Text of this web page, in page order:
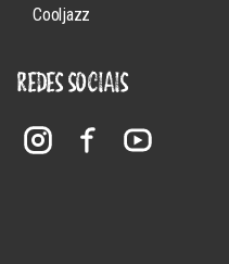
Cooljazz
REDES SOCIAIS